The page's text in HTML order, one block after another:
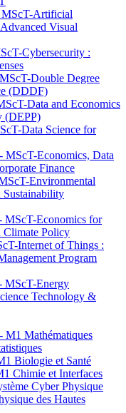
Artificial
Visual
Cybersecurity :
Double Degree
(DDDF)
Data and Economics
(DEPP)
Data Science for
Economics, Data
Finance
Environmental
Sustainability
MScT-Economics for
Climate Policy
Internet of Things :
Program
MScT-Energy
Technology &
Mathématiques
Biologie et Santé
Chimie et Interfaces
Cyber Physique
des Hautes